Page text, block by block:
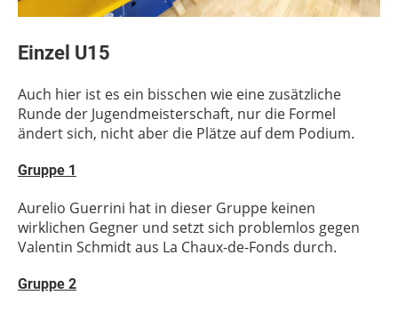
Einzel U15
Auch hier ist es ein bisschen wie eine zusätzliche
Runde der Jugendmeisterschaft, nur die Formel
ändert sich, nicht aber die Plätze auf dem Podium.
Gruppe 1
Aurelio Guerrini hat in dieser Gruppe keinen
wirklichen Gegner und setzt sich problemlos gegen
Valentin Schmidt aus La Chaux-de-Fonds durch.
Gruppe 2